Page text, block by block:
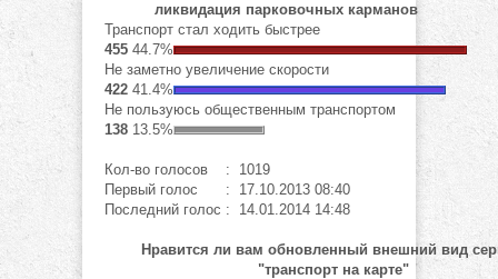
ликвидация парковочных карманов
Транспорт стал ходить быстрее
455 44.7%
Не заметно увеличение скорости
422 41.4%
Не пользуюсь общественным транспортом
138 13.5%
Кол-во голосов
: 1019
Первый голос
: 17.10.2013 08:40
Последний голос : 14.01.2014 14:48
Нравится ли вам обновленный внешний вид
"транспорт на карте"